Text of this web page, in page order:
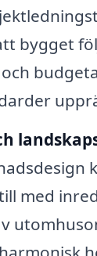
bygget
med